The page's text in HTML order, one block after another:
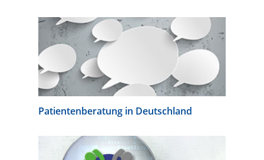
Patientenberatung in Deutschland